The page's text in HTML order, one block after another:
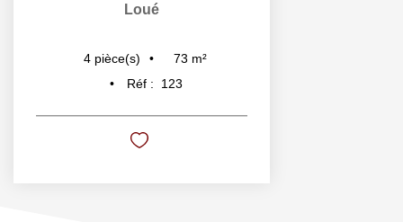
Loué
4 pièce(s) 73 m²
Réf :
123